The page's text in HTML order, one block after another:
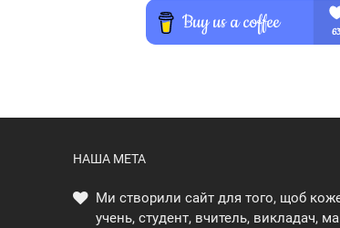
НАША МЕТА
Ми створили сайт для того, щоб
учень, студент, вчитель, викладач,